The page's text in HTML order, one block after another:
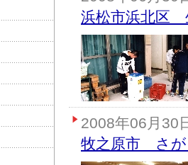
浜松市浜北区
2008年06月30
牧之原市 さが